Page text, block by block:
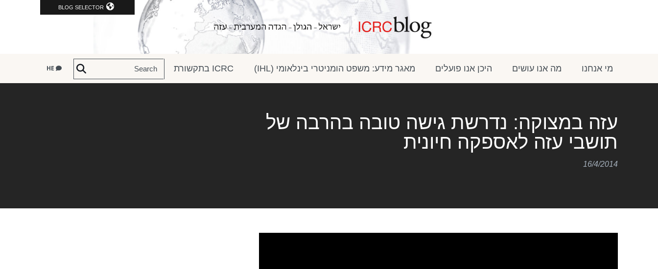
BLOG SELECTOR
מי אנחנו מה אנו עושים היכן אנו פועלים מאגר מידע: משפט הומניטרי בינלאומי (IHL) ICRC בתקשורת
עזה במצוקה: נדרשת גישה טובה בהרבה של
תושבי עזה לאספקה חיונית
16/4/2014